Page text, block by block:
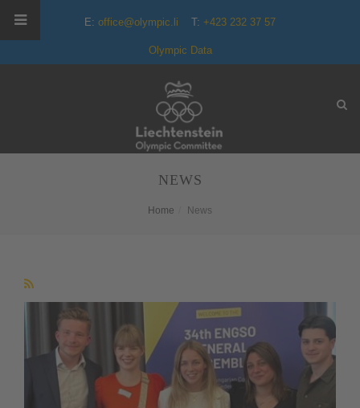
E: office@olympic.li T: +423 232 37 57
Olympic Data
NEWS
Home News